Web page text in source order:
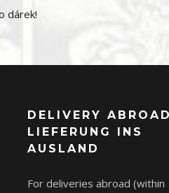
dárek!
DELIVERY
LIEFERUNG INS
AUSLAND
For deliveries abroad (within